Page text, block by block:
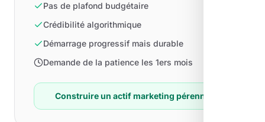
Pas de plafond budgétaire
Crédibilité algorithmique
Démarrage progressif mais durable
Demande de la patience les 1ers mois
Construire un actif marketing pérenne